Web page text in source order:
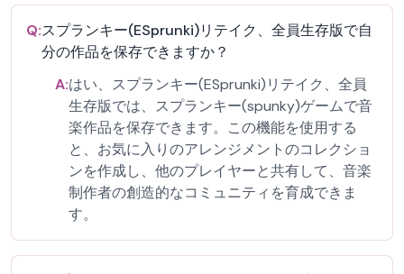
Q:スプランキー(ESprunki)リテイク、全員生存版で自
分の作品を保存できますか？
A:はい、スプランキー(ESprunki)リテイク、全員
生存版では、スプランキー(spunky)ゲームで音
楽作品を保存できます。この機能を使用する
と、お気に入りのアレンジメントのコレクショ
ンを作成し、他のプレイヤーと共有して、音楽
制作者の創造的なコミュニティを育成できま
す。